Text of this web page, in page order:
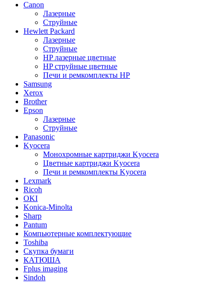
Canon
Лазерные
Струйные
Hewlett Packard
Лазерные
Струйные
HP лазерные цветные
HP струйные цветные
Печи и ремкомплекты HP
Samsung
Xerox
Brother
Epson
Лазерные
Струйные
Panasonic
Kyocera
Монохромные картриджи Kyocera
Цветные картриджи Kyocera
Печи и ремкомплекты Kyocera
Lexmark
Ricoh
OKI
Konica-Minolta
Sharp
Pantum
Компьютерные комплектующие
Toshiba
Скупка бумаги
КАТЮША
Fplus imaging
Sindoh